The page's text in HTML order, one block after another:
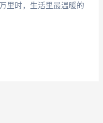
里时，生活里最温暖的